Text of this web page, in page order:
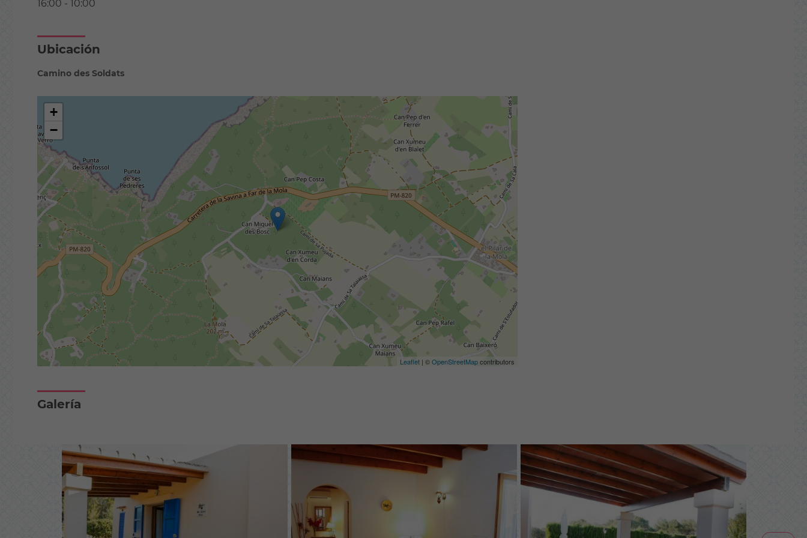
16:00 - 10:00
Ubicación
Camino des Soldats
+
−
Leaflet | ©OpenStreetMapcontributors
Galería